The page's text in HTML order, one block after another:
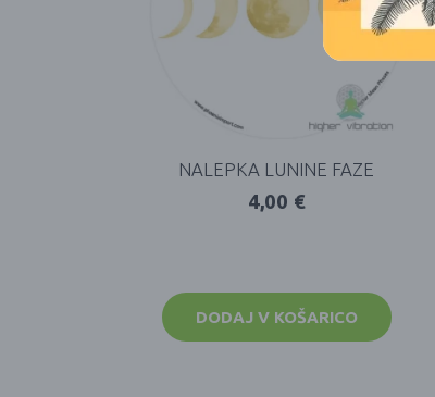
NALEPKA LUNINE FAZE
4,00 €
DODAJ V KOŠARICO